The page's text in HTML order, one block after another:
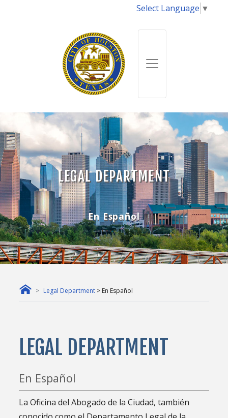
Select Language ▼
LEGAL DEPARTMENT
En Español
Legal Department > En Español
LEGAL DEPARTMENT
En Español
La Oficina del Abogado de la Ciudad, también